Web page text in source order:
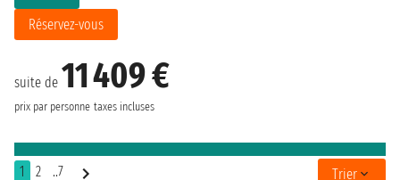
suite de 11 409 €
prix par personne taxes incluses
Réservez-vous
1 2 ..7 Trier